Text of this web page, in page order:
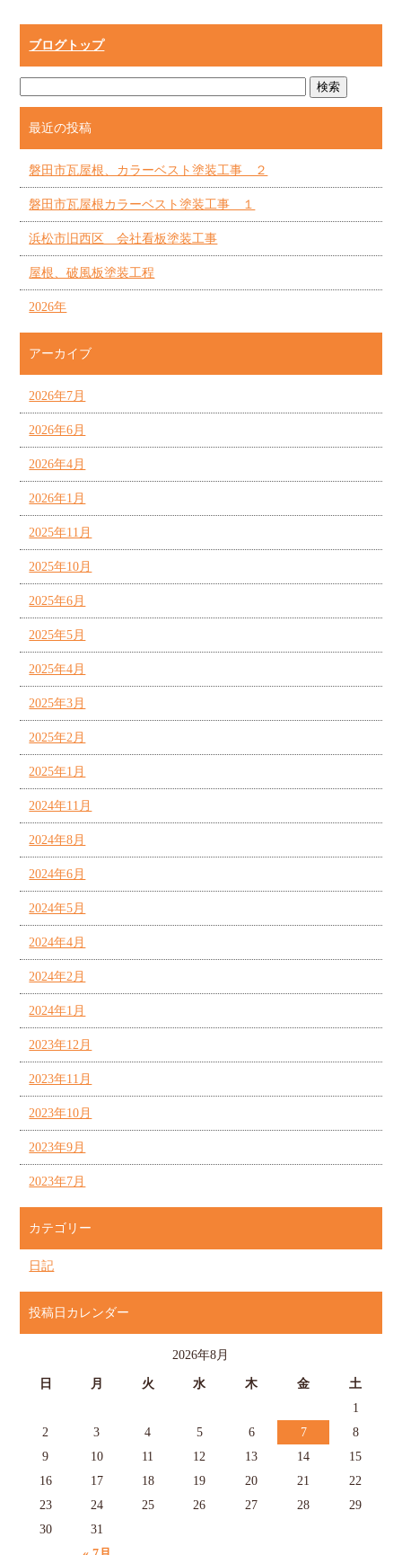
ブログトップ
最近の投稿
磐田市瓦屋根、カラーベスト塗装工事 ２
磐田市瓦屋根カラーベスト塗装工事 １
浜松市旧西区 会社看板塗装工事
屋根、破風板塗装工程
2026年
アーカイブ
2026年7月
2026年6月
2026年4月
2026年1月
2025年11月
2025年10月
2025年6月
2025年5月
2025年4月
2025年3月
2025年2月
2025年1月
2024年11月
2024年8月
2024年6月
2024年5月
2024年4月
2024年2月
2024年1月
2023年12月
2023年11月
2023年10月
2023年9月
2023年7月
カテゴリー
日記
投稿日カレンダー
2026年8月
日 月 火 水 木 金 土
1
2
3 4 5 6 7
8
9
10 11 12 13 14
15
16
17 18 19 20 21
22
23
24 25 26 27 28
29
30
31